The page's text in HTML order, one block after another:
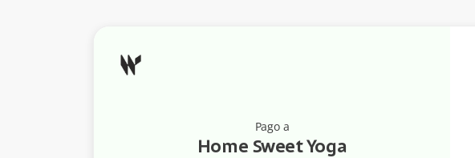
Pago a
Home Sweet Yoga